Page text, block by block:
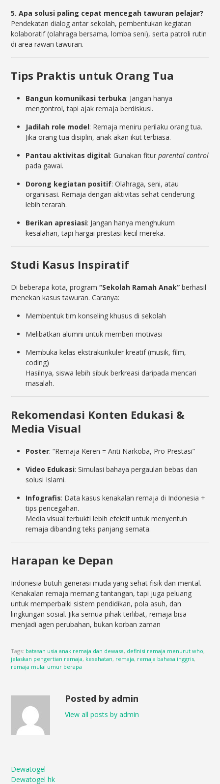
5. Apa solusi paling cepat mencegah tawuran pelajar?
Pendekatan dialog antar sekolah, pembentukan kegiatan
kolaboratif (olahraga bersama, lomba seni), serta patroli rutin
di area rawan tawuran.
Tips Praktis untuk Orang Tua
Bangun komunikasi terbuka: Jangan hanya
mengontrol, tapi ajak remaja berdiskusi.
Jadilah role model: Remaja meniru perilaku orang tua.
Jika orang tua disiplin, anak akan ikut terbiasa.
Pantau aktivitas digital: Gunakan fiturparental control
pada gawai.
Dorong kegiatan positif: Olahraga, seni, atau
organisasi. Remaja dengan aktivitas sehat cenderung
lebih terarah.
Berikan apresiasi: Jangan hanya menghukum
kesalahan, tapi hargai prestasi kecil mereka.
Studi Kasus Inspiratif
Di beberapa kota, program“Sekolah Ramah Anak” berhasil
menekan kasus tawuran. Caranya:
Membentuk tim konseling khusus di sekolah
Melibatkan alumni untuk memberi motivasi
Membuka kelas ekstrakurikuler kreatif (musik, film,
coding)
Hasilnya, siswa lebih sibuk berkreasi daripada mencari
masalah.
Rekomendasi Konten Edukasi &
Media Visual
Poster: “Remaja Keren = Anti Narkoba, Pro Prestasi”
Video Edukasi: Simulasi bahaya pergaulan bebas dan
solusi Islami.
Infografis: Data kasus kenakalan remaja di Indonesia +
tips pencegahan.
Media visual terbukti lebih efektif untuk menyentuh
remaja dibanding teks panjang semata.
Harapan ke Depan
Indonesia butuh generasi muda yang sehat fisik dan mental.
Kenakalan remaja memang tantangan, tapi juga peluang
untuk memperbaiki sistem pendidikan, pola asuh, dan
lingkungan sosial. Jika semua pihak terlibat, remaja bisa
menjadi agen perubahan, bukan korban zaman
Tags: batasan usia anak remaja dan dewasa, definisi remaja menurut who,
jelaskan pengertian remaja, kesehatan, remaja, remaja bahasa inggris,
remaja mulai umur berapa
Posted by admin
View all posts by admin
Dewatogel
Dewatogel hk